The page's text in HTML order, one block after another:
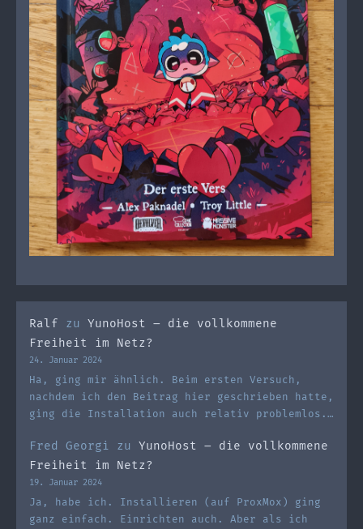
Ralf zu YunoHost – die vollkommene
Freiheit im Netz?
24. Januar 2024
Ha, ging mir ähnlich. Beim ersten Versuch,
nachdem ich den Beitrag hier geschrieben hatte,
ging die Installation auch relativ problemlos.…
Fred Georgi zu YunoHost – die vollkommene
Freiheit im Netz?
19. Januar 2024
Ja, habe ich. Installieren (auf ProxMox) ging
ganz einfach. Einrichten auch. Aber als ich